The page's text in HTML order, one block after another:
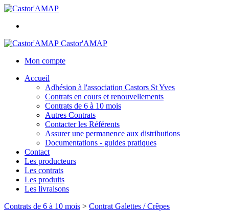
Castor'AMAP
Mon compte
Accueil
Adhésion à l'association Castors St Yves
Contrats en cours et renouvellements
Contrats de 6 à 10 mois
Autres Contrats
Contacter les Référents
Assurer une permanence aux distributions
Documentations - guides pratiques
Contact
Les producteurs
Les contrats
Les produits
Les livraisons
Contrats de 6 à 10 mois > Contrat Galettes / Crêpes